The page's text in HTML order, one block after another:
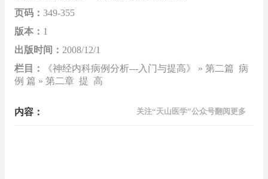
页码： 349-355
版本： 1
出版时间： 2008/12/1
栏目：
《神经内科病例分析---入门与提高》 » 第二篇 病
例 篇 » 第二章 提 高
内容： 关注“天山医学”公众号翻阅更多